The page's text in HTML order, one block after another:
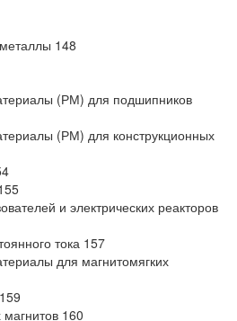
148
(РМ) для подшипников
(РМ) для конструкционных
и электрических реакторов
тока 157
для магнитомягких
160